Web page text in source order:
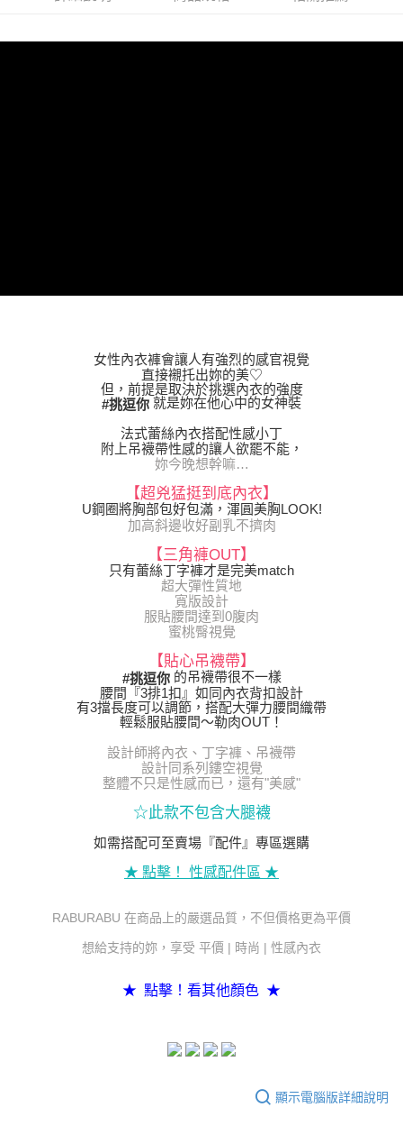
２．訂單成立數日內，您將收到繳費通知簡訊。
４．使用「AFTEE先享後付」時，將依據個別帳號之用戶狀況，依本公司即
時審查核予不同之上限額度；若仍有額度不足之情形，本公司將視審查結果
請求用戶進行身份認證。
５．嚴禁一人註冊多個帳號或使用他人資訊註冊。若發現惡意使用之情形，
女性內衣褲會讓人有強烈的感官視覺
直接襯托出妳的美♡
但，前提是取決於挑選內衣的強度
#挑逗你 就是妳在他心中的女神裝
法式蕾絲內衣搭配性感小丁
附上吊襪帶性感的讓人欲罷不能，
妳今晚想幹嘛…
【超兇猛挺到底內衣】
U鋼圈將胸部包好包滿，渾圓美胸LOOK!
加高斜邊收好副乳不擠肉
【三角褲OUT】
只有蕾絲丁字褲才是完美match
超大彈性質地
寬版設計
服貼腰間達到0腹肉
蜜桃臀視覺
【貼心吊襪帶】
#挑逗你的吊襪帶很不一樣
腰間『3排1扣』如同內衣背扣設計
有3擋長度可以調節，搭配大彈力腰間織帶
輕鬆服貼腰間～勒肉OUT！
設計師將內衣、丁字褲、吊襪帶
設計同系列鏤空視覺
整體不只是性感而已，還有"美感"
☆此款不包含大腿襪
如需搭配可至賣場『配件』專區選購
★ 點擊！ 性感配件區 ★
RABURABU 在商品上的嚴選品質，不但價格更為平價
想給支持的妳，享受 平價 | 時尚 | 性感內衣
★ 點擊！看其他顏色 ★
顯示電腦版詳細說明